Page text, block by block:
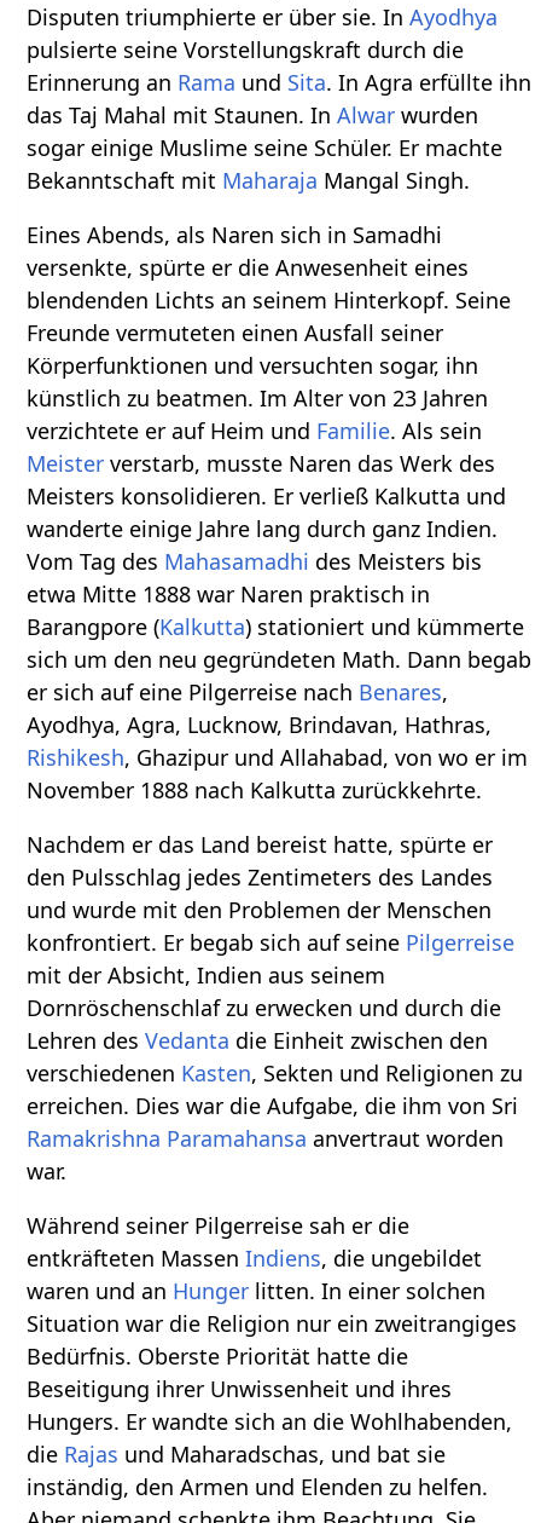
Disputen triumphierte er über sie. InAyodhya
pulsierte seine Vorstellungskraft durch die
Erinnerung an Rama und Sita. In Agra erfüllte ihn
das Taj Mahal mit Staunen. InAlwar wurden
sogar einige Muslime seine Schüler. Er machte
Bekanntschaft mit Maharaja Mangal Singh.
Eines Abends, als Naren sich in Samadhi
versenkte, spürte er die Anwesenheit eines
blendenden Lichts an seinem Hinterkopf. Seine
Freunde vermuteten einen Ausfall seiner
Körperfunktionen und versuchten sogar, ihn
künstlich zu beatmen. Im Alter von 23 Jahren
verzichtete er auf Heim und Familie. Als sein
Meister verstarb, musste Naren das Werk des
Meisters konsolidieren. Er verließ Kalkutta und
wanderte einige Jahre lang durch ganz Indien.
Vom Tag des Mahasamadhi des Meisters bis
etwa Mitte 1888 war Naren praktisch in
Barangpore (Kalkutta) stationiert und kümmerte
sich um den neu gegründeten Math. Dann begab
er sich auf eine Pilgerreise nach Benares,
Ayodhya, Agra, Lucknow, Brindavan, Hathras,
Rishikesh, Ghazipur und Allahabad, von wo er im
November 1888 nach Kalkutta zurückkehrte.
Nachdem er das Land bereist hatte, spürte er
den Pulsschlag jedes Zentimeters des Landes
und wurde mit den Problemen der Menschen
konfrontiert. Er begab sich auf seine Pilgerreise
mit der Absicht, Indien aus seinem
Dornröschenschlaf zu erwecken und durch die
Lehren desVedanta die Einheit zwischen den
verschiedenen Kasten, Sekten und Religionen zu
erreichen. Dies war die Aufgabe, die ihm von Sri
Ramakrishna Paramahansa anvertraut worden
war.
Während seiner Pilgerreise sah er die
entkräfteten MassenIndiens, die ungebildet
waren und an Hunger litten. In einer solchen
Situation war die Religion nur ein zweitrangiges
Bedürfnis. Oberste Priorität hatte die
Beseitigung ihrer Unwissenheit und ihres
Hungers. Er wandte sich an die Wohlhabenden,
die Rajas und Maharadschas, und bat sie
inständig, den Armen und Elenden zu helfen.